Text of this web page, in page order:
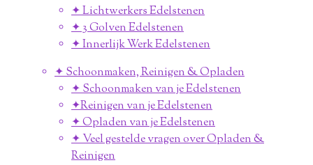
✦ Lichtwerkers Edelstenen
✦ 3 Golven Edelstenen
✦ Innerlijk Werk Edelstenen
✦ Schoonmaken, Reinigen & Opladen
✦ Schoonmaken van je Edelstenen
✦Reinigen van je Edelstenen
✦ Opladen van je Edelstenen
✦ Veel gestelde vragen over Opladen &
Reinigen